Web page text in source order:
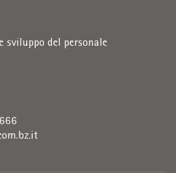
sviluppo del personale